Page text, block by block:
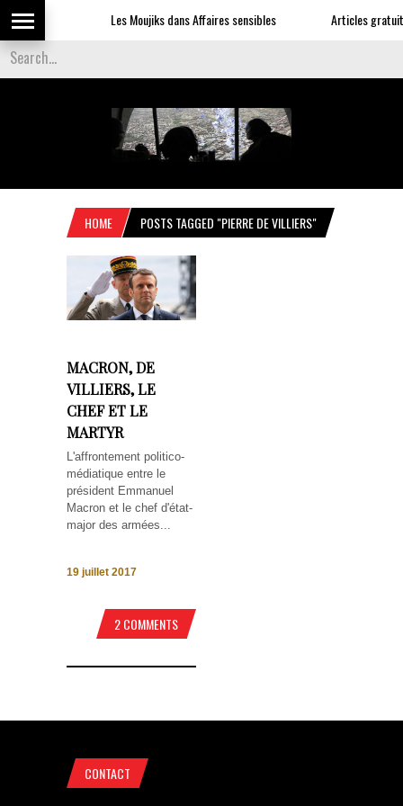
Les Moujiks dans Affaires sensibles Articles
HOME POSTS TAGGED "PIERRE DE VILLIERS"
MACRON, DE
VILLIERS, LE
CHEF ET LE
MARTYR
L'affrontement politico-
médiatique entre le
président Emmanuel
Macron et le chef d'état-
major des armées...
19 juillet 2017
2 COMMENTS
CONTACT